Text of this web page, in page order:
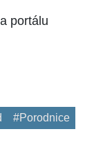
portálu
#Porodnice